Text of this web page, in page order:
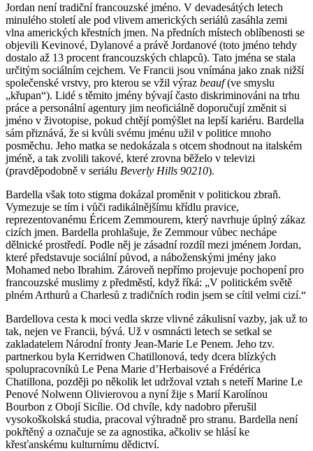
Jordan není tradiční francouzské jméno. V devadesátých letech
minulého století ale pod vlivem amerických seriálů zasáhla zemi
vlna amerických křestních jmen. Na předních místech oblíbenosti se
objevili Kevinové, Dylanové a právě Jordanové (toto jméno tehdy
dostalo až 13 procent francouzských chlapců). Tato jména se stala
určitým sociálním cejchem. Ve Francii jsou vnímána jako znak nižší
společenské vrstvy, pro kterou se vžil výraz beauf(ve smyslu
„křupan“). Lidé s těmito jmény bývají často diskriminováni na trhu
práce a personální agentury jim neoficiálně doporučují změnit si
jméno v životopise, pokud chtějí pomýšlet na lepší kariéru. Bardella
sám přiznává, že si kvůli svému jménu užil v politice mnoho
posměchu. Jeho matka se nedokázala s otcem shodnout na italském
jméně, a tak zvolili takové, které zrovna běželo v televizi
(pravděpodobně v seriálu Beverly Hills 90210).
Bardella však toto stigma dokázal proměnit v politickou zbraň.
Vymezuje se tím i vůči radikálnějšímu křídlu pravice,
reprezentovanému Éricem Zemmourem, který navrhuje úplný zákaz
cizích jmen. Bardella prohlašuje, že Zemmour vůbec nechápe
dělnické prostředí. Podle něj je zásadní rozdíl mezi jménem Jordan,
které představuje sociální původ, a náboženskými jmény jako
Mohamed nebo Ibrahim. Zároveň nepřímo projevuje pochopení pro
francouzské muslimy z předměstí, když říká: „V politickém světě
plném Arthurů a Charlesů z tradičních rodin jsem se cítil velmi cizí.“
Bardellova cesta k moci vedla skrze vlivné zákulisní vazby, jak už to
tak, nejen ve Francii, bývá. Už v osmnácti letech se setkal se
zakladatelem Národní fronty Jean-Marie Le Penem. Jeho tzv.
partnerkou byla Kerridwen Chatillonová, tedy dcera blízkých
spolupracovníků Le Pena Marie d’Herbaisové a Frédérica
Chatillona, později po několik let udržoval vztah s neteří Marine Le
Penové Nolwenn Olivierovou a nyní žije s Marií Karolínou
Bourbon z Obojí Sicílie. Od chvíle, kdy nadobro přerušil
vysokoškolská studia, pracoval výhradně pro stranu. Bardella není
pokřtěný a označuje se za agnostika, ačkoliv se hlásí ke
křesťanskému kulturnímu dědictví.